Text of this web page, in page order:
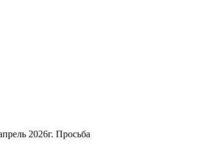
2026г. Просьба